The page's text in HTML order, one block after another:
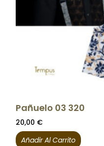
Pañuelo 03 320
20,00 €
Añadir Al Carrito